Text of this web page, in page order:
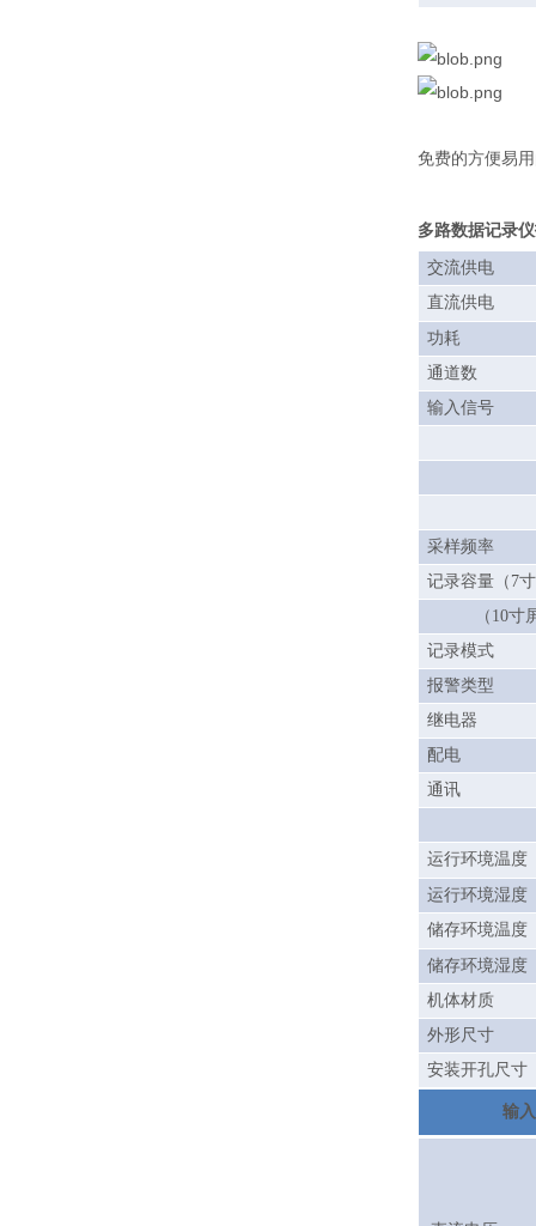
免费的方便易
多路数据记录仪
交流供电
直流供电
功耗
通道数
输入信号
采样频率
记录容量（ 7
（ 10寸
记录模式
报警类型
继电器
配电
通讯
运行环境温度
运行环境湿度
储存环境温度
储存环境湿度
机体材质
外形尺寸
安装开孔尺寸
输